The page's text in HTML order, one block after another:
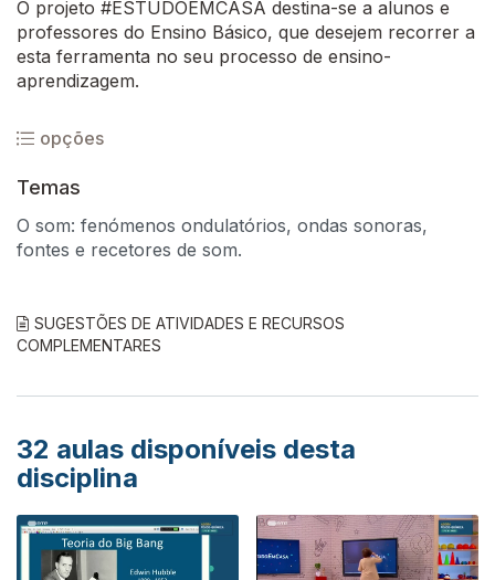
O projeto #ESTUDOEMCASA destina-se a alunos e
professores do Ensino Básico, que desejem recorrer a
esta ferramenta no seu processo de ensino-
aprendizagem.
opções
Temas
O som: fenómenos ondulatórios, ondas sonoras,
fontes e recetores de som.
SUGESTÕES DE ATIVIDADES E RECURSOS
COMPLEMENTARES
32 aulas disponíveis desta
disciplina